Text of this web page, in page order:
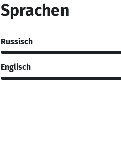
Sprachen
Russisch
Englisch